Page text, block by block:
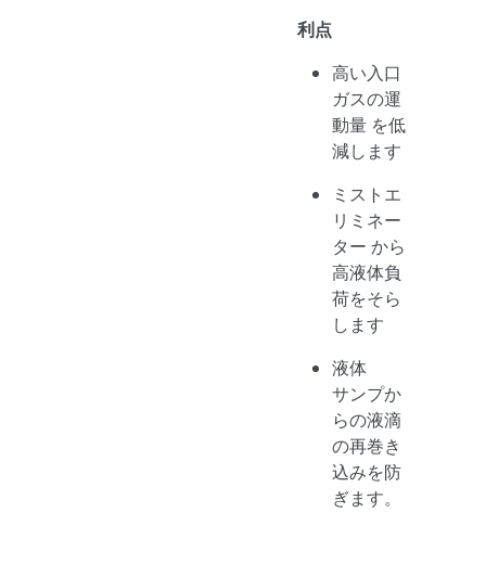
利点
高い入口
ガスの運
動量 を低
減します
ミストエ
リミネー
ター から
高液体負
荷をそら
します
液体
サンプか
らの液滴
の再巻き
込みを防
ぎます。